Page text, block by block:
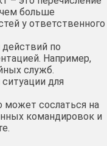
больше
у ответственного
действий по
Например,
служб.
для
может сослаться на
командировок и